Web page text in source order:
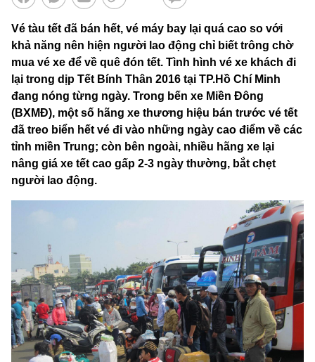
Vé tàu tết đã bán hết, vé máy bay lại quá cao so với
khả năng nên hiện người lao động chỉ biết trông chờ
mua vé xe để về quê đón tết. Tình hình vé xe khách đi
lại trong dịp Tết Bính Thân 2016 tại TP.Hồ Chí Minh
đang nóng từng ngày. Trong bến xe Miền Đông
(BXMĐ), một số hãng xe thương hiệu bán trước vé tết
đã treo biển hết vé đi vào những ngày cao điểm về các
tỉnh miền Trung; còn bên ngoài, nhiều hãng xe lại
nâng giá xe tết cao gấp 2-3 ngày thường, bắt chẹt
người lao động.